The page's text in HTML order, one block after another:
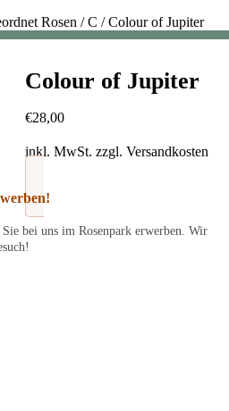
Rosen /C /Colour of Jupiter
Colour of Jupiter
€28,00
inkl. MwSt. zzgl.Versandkosten
bei uns im Rosenpark erwerben. Wir